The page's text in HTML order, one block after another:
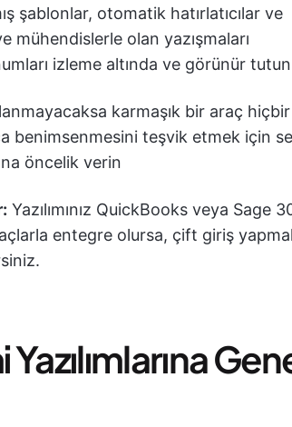
şablonlar, otomatik hatırlatıcılar ve
mühendislerle olan yazışmaları
izleme altında ve görünür tutun
karmaşık bir araç
benimsenmesini teşvik etmek için
öncelik verin
Yazılımınız QuickBooks veya Sage
entegre olursa, çift giriş